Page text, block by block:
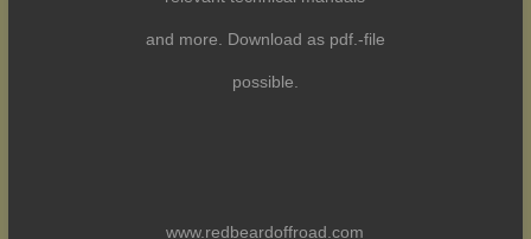
and more. Download as pdf.-file
possible.
www.redbeardoffroad.com